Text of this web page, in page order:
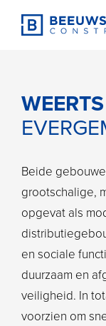
NL|FR
Beide
grootschalige,
opgevat als
en sociale
duurzaam en
veiligheid. In
voorzien om